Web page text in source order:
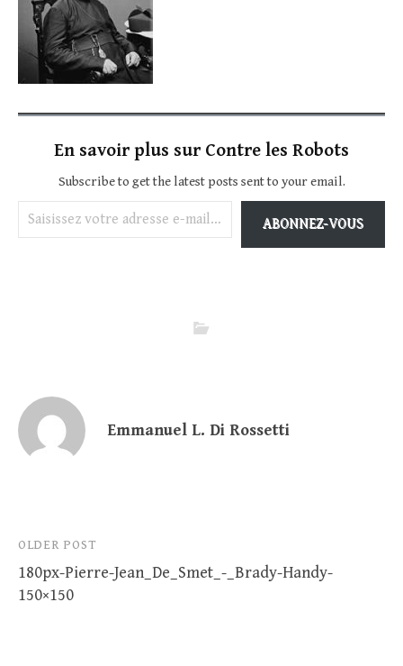
En savoir plus sur Contre les Robots
Subscribe to get the latest posts sent to your email.
Saisissez votre adresse e-mail…
ABONNEZ-VOUS
Emmanuel L. Di Rossetti
Post
navigation
OLDER POST
180px-Pierre-Jean_De_Smet_-_Brady-Handy-
150×150